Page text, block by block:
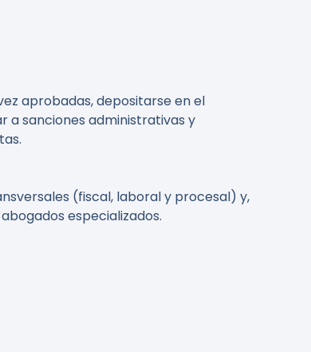
aprobadas, depositarse en el
a sanciones administrativas y
(fiscal, laboral y procesal) y,
especializados.